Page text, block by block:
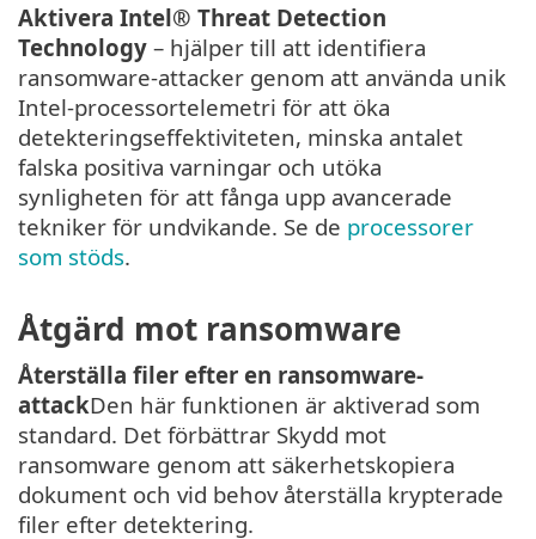
Aktivera Intel® Threat Detection
Technology – hjälper till att identifiera
ransomware-attacker genom att använda unik
Intel-processortelemetri för att öka
detekteringseffektiviteten, minska antalet
falska positiva varningar och utöka
synligheten för att fånga upp avancerade
tekniker för undvikande. Se de processorer
som stöds.
Åtgärd mot ransomware
Återställa filer efter en ransomware-
attackDen här funktionen är aktiverad som
standard. Det förbättrar Skydd mot
ransomware genom att säkerhetskopiera
dokument och vid behov återställa krypterade
filer efter detektering.